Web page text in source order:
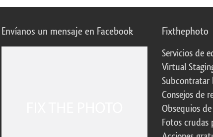
Envíanos un mensaje en Facebook Fixthephoto
Servicios de
Virtual
Subcontratar
Consejos de
Obsequios
Fotos crudas